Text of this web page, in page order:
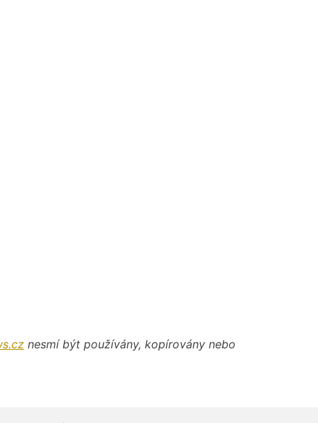
nesmí být používány, kopírovány nebo